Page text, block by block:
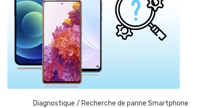
Diagnostique / Recherche de panne Smartphone